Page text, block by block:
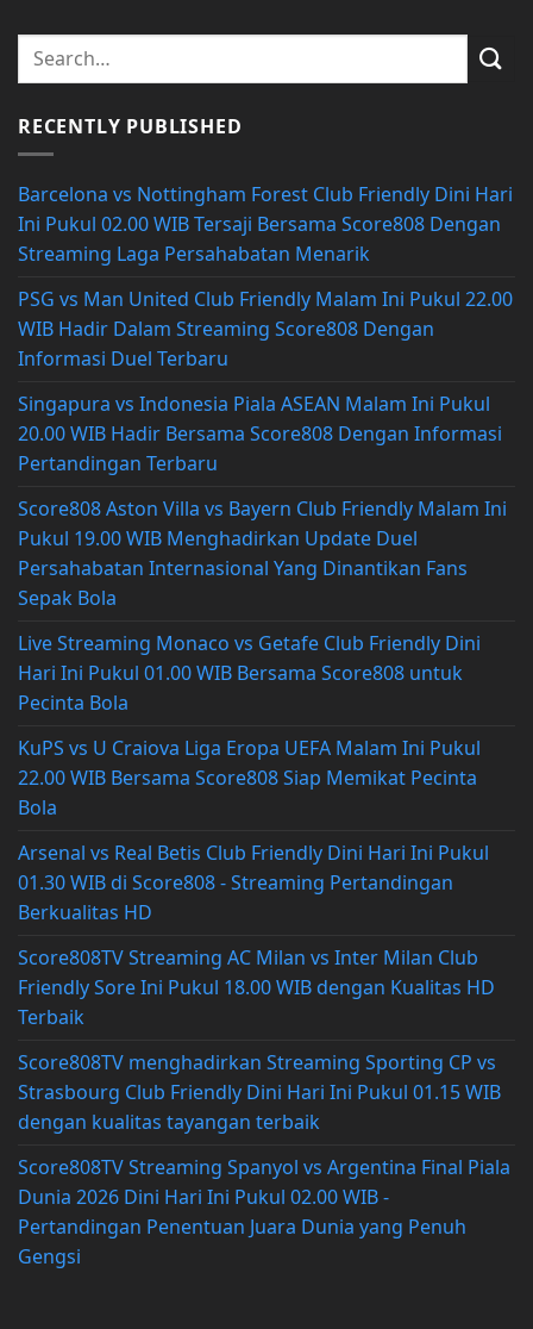
RECENTLY PUBLISHED
Barcelona vs Nottingham Forest Club Friendly Dini Hari
Ini Pukul 02.00 WIB Tersaji Bersama Score808 Dengan
Streaming Laga Persahabatan Menarik
PSG vs Man United Club Friendly Malam Ini Pukul 22.00
WIB Hadir Dalam Streaming Score808 Dengan
Informasi Duel Terbaru
Singapura vs Indonesia Piala ASEAN Malam Ini Pukul
20.00 WIB Hadir Bersama Score808 Dengan Informasi
Pertandingan Terbaru
Score808 Aston Villa vs Bayern Club Friendly Malam Ini
Pukul 19.00 WIB Menghadirkan Update Duel
Persahabatan Internasional Yang Dinantikan Fans
Sepak Bola
Live Streaming Monaco vs Getafe Club Friendly Dini
Hari Ini Pukul 01.00 WIB Bersama Score808 untuk
Pecinta Bola
KuPS vs U Craiova Liga Eropa UEFA Malam Ini Pukul
22.00 WIB Bersama Score808 Siap Memikat Pecinta
Bola
Arsenal vs Real Betis Club Friendly Dini Hari Ini Pukul
01.30 WIB di Score808 - Streaming Pertandingan
Berkualitas HD
Score808TV Streaming AC Milan vs Inter Milan Club
Friendly Sore Ini Pukul 18.00 WIB dengan Kualitas HD
Terbaik
Score808TV menghadirkan Streaming Sporting CP vs
Strasbourg Club Friendly Dini Hari Ini Pukul 01.15 WIB
dengan kualitas tayangan terbaik
Score808TV Streaming Spanyol vs Argentina Final Piala
Dunia 2026 Dini Hari Ini Pukul 02.00 WIB -
Pertandingan Penentuan Juara Dunia yang Penuh
Gengsi